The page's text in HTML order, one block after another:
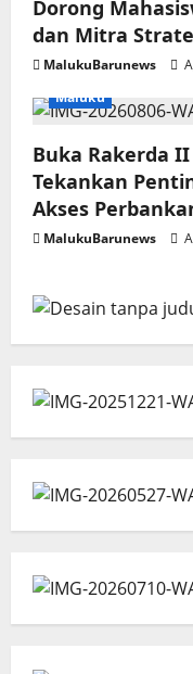
Dorong
dan Mitra
MalukuBarunews
Maluku
Buka Rakerda
Tekankan
Akses
MalukuBarunews